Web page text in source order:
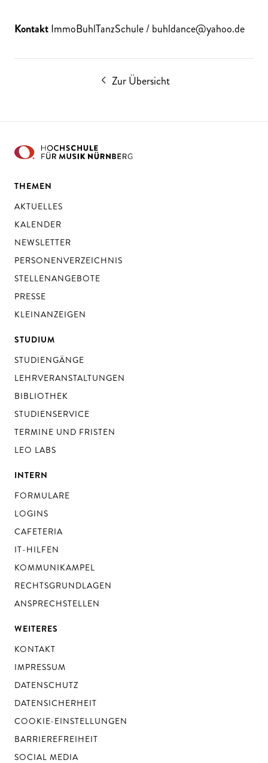
KontaktImmoBuhlTanzSchule / buhldance@yahoo.de
Zur Übersicht
THEMEN
AKTUELLES
KALENDER
NEWSLETTER
PERSONENVERZEICHNIS
STELLENANGEBOTE
PRESSE
KLEINANZEIGEN
STUDIUM
STUDIENGÄNGE
LEHRVERANSTALTUNGEN
BIBLIOTHEK
STUDIENSERVICE
TERMINE UND FRISTEN
LEO LABS
INTERN
FORMULARE
LOGINS
CAFETERIA
IT-HILFEN
KOMMUNIKAMPEL
RECHTSGRUNDLAGEN
ANSPRECHSTELLEN
WEITERES
KONTAKT
IMPRESSUM
DATENSCHUTZ
DATENSICHERHEIT
COOKIE-EINSTELLUNGEN
BARRIEREFREIHEIT
SOCIAL MEDIA